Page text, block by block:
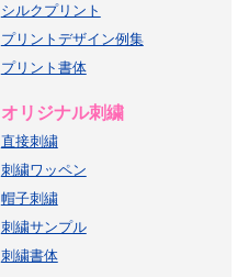
シルクプリント
プリントデザイン例集
プリント書体
オリジナル刺繍
直接刺繍
刺繍ワッペン
帽子刺繍
刺繍サンプル
刺繍書体